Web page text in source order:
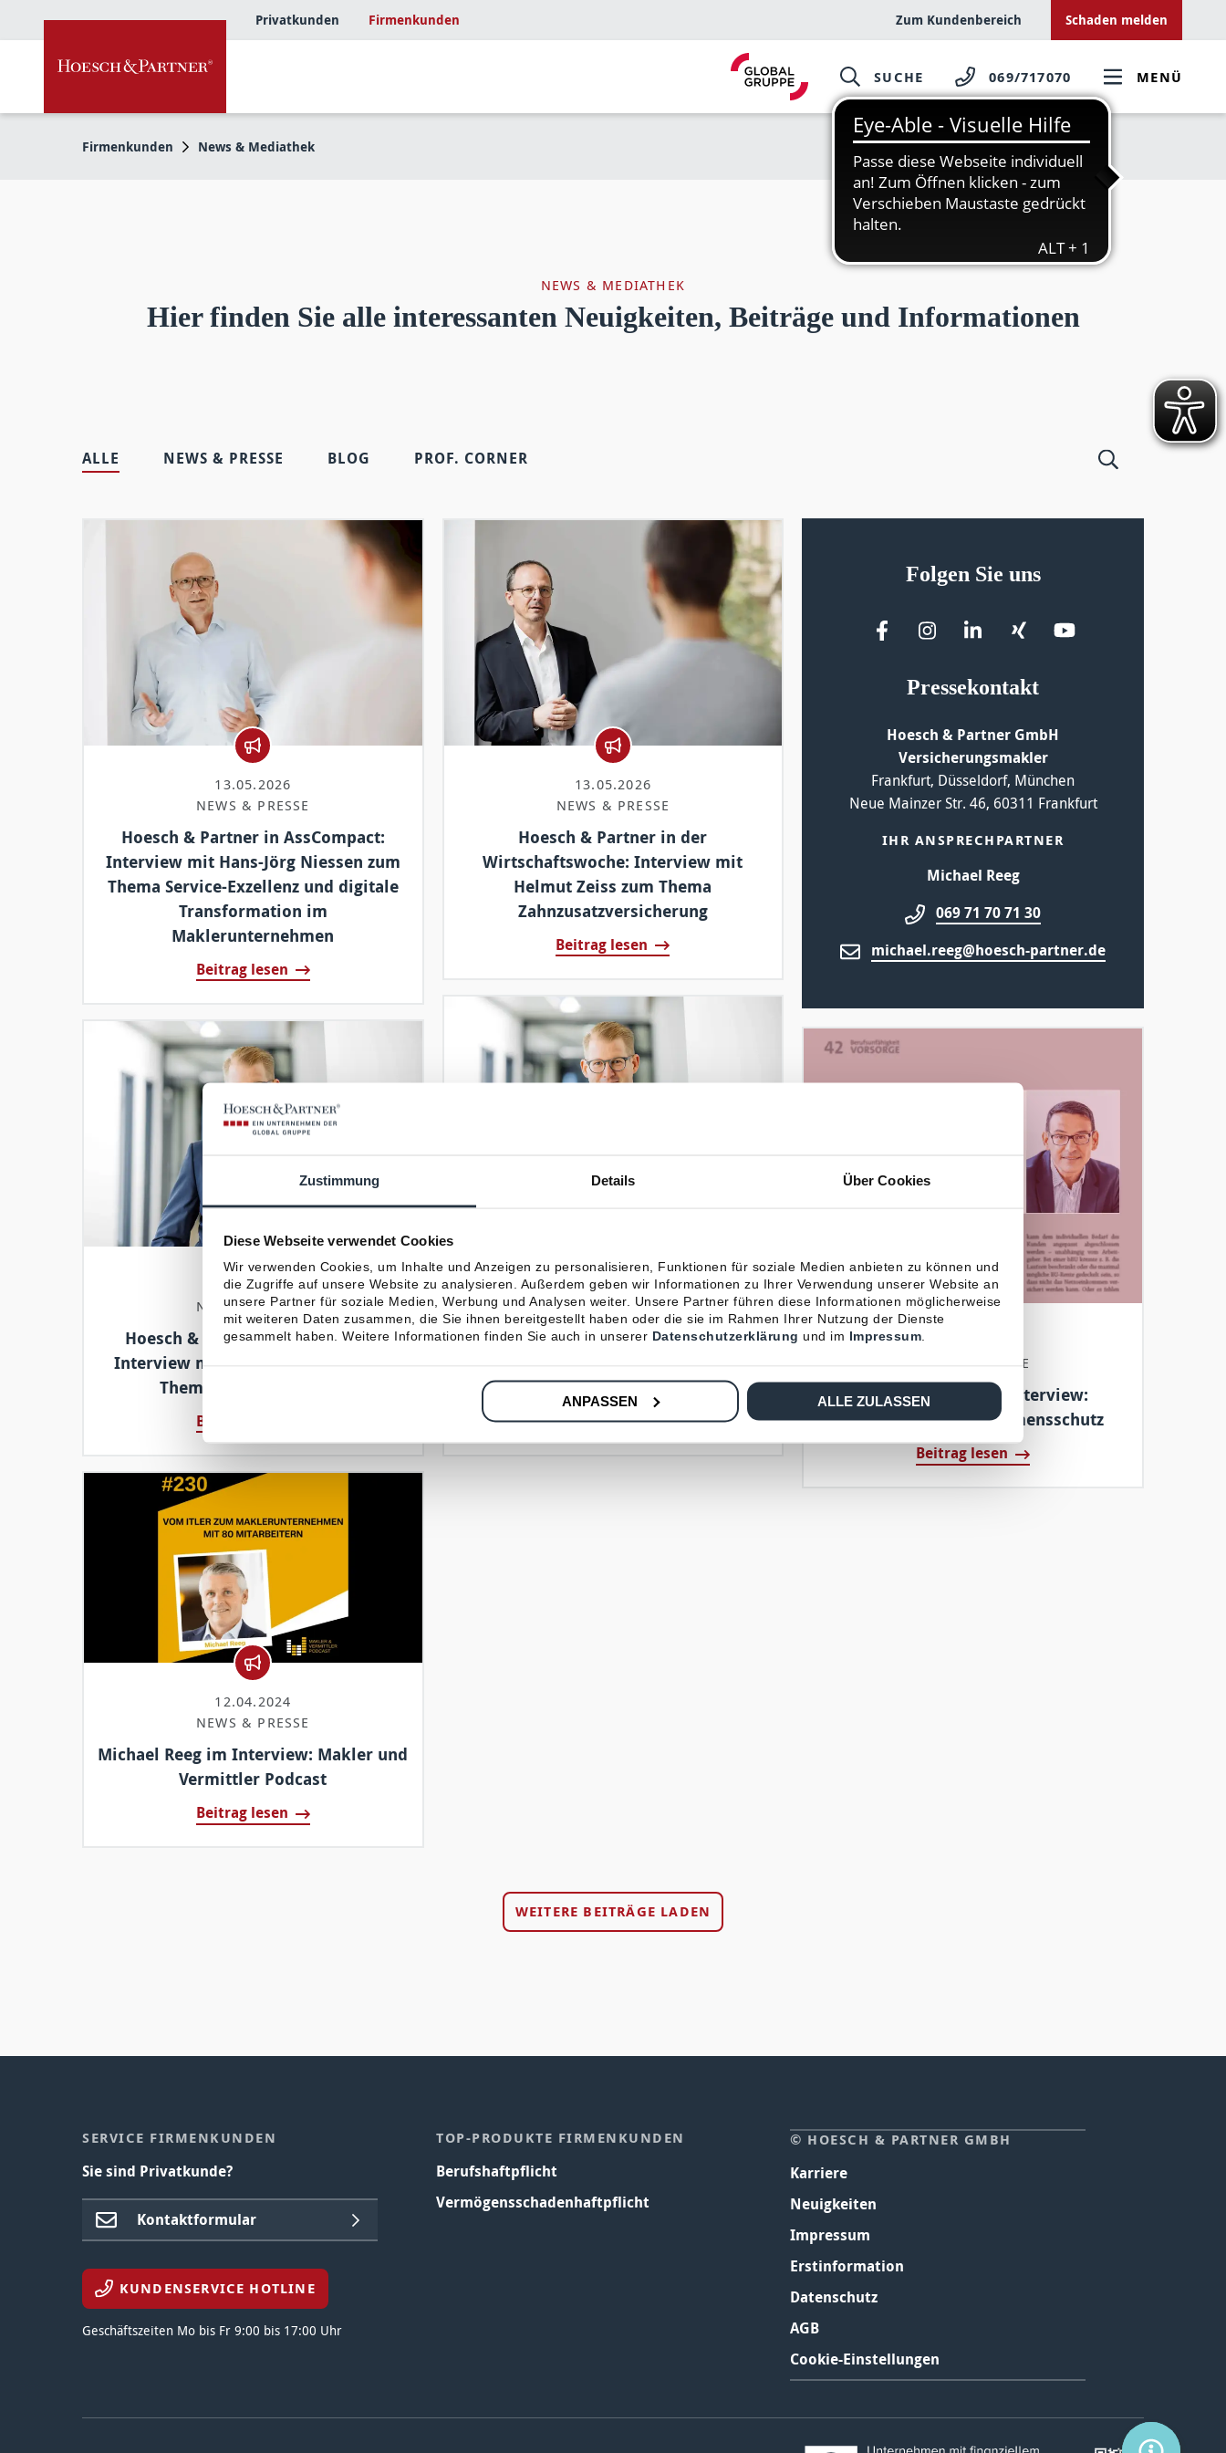
Zustimmung Details Über Cookies
Diese Webseite verwendet Cookies
Wir verwenden Cookies, um Inhalte und Anzeigen zu personalisieren, Funktionen für soziale Medien anbieten zu können und
die Zugriffe auf unsere Website zu analysieren. Außerdem geben wir Informationen zu Ihrer Verwendung unserer Website an
unsere Partner für soziale Medien, Werbung und Analysen weiter. Unsere Partner führen diese Informationen möglicherweise
mit weiteren Daten zusammen, die Sie ihnen bereitgestellt haben oder die sie im Rahmen Ihrer Nutzung der Dienste
gesammelt haben. Weitere Informationen finden Sie auch in unserer Datenschutzerklärung und im Impressum
ANPASSEN ALLE ZULASSEN
Privatkunden Firmenkunden Zum Kundenbereich Schaden melden
SUCHE 069/717070 MENÜ
Firmenkunden News & Mediathek
NEWS & MEDIATHEK
Hier finden Sie alle interessanten Neuigkeiten, Beiträge und Informationen
ALLE NEWS & PRESSE BLOG PROF. CORNER
13.05.2026
NEWS & PRESSE
Hoesch & Partner in AssCompact:
Interview mit Hans-Jörg Niessen zum
Thema Service-Exzellenz und digitale
Transformation im
Maklerunternehmen
Beitrag lesen
18.06.2025
NEWS & PRESSE
Hoesch & Partner auf Procontra:
Interview mit Alexander Ebert zum
Thema Gewerbekunden
Beitrag lesen
12.04.2024
NEWS & PRESSE
Michael Reeg im Interview: Makler und
Vermittler Podcast
Beitrag lesen
13.05.2026
NEWS & PRESSE
Hoesch & Partner in der
Wirtschaftswoche: Interview mit
Helmut Zeiss zum Thema
Zahnzusatzversicherung
Beitrag lesen
18.06.2025
NEWS & PRESSE
Alexander Ebert im Handelsblatt
Interview: Viele Gewerbekunden
Versicherungsschutz mehr
Beitrag lesen
Folgen Sie uns
Pressekontakt
Hoesch & Partner GmbH
Versicherungsmakler
Frankfurt, Düsseldorf, München
Neue Mainzer Str. 46, 60311 Frankfurt
IHR ANSPRECHPARTNER
Michael Reeg
069 71 70 71 30
michael.reeg@hoesch-partner.de
NEWS & PRESSE
Maurizio Capra im Interview:
Betrieblicher Einkommensschutz
Beitrag lesen
WEITERE BEITRÄGE LADEN
SERVICE FIRMENKUNDEN
Sie sind Privatkunde?
Kontaktformular
KUNDENSERVICE HOTLINE
Geschäftszeiten Mo bis Fr 9:00 bis 17:00 Uhr
TOP-PRODUKTE FIRMENKUNDEN
Berufshaftpflicht
Vermögensschadenhaftpflicht
© HOESCH & PARTNER GMBH
Karriere
Neuigkeiten
Impressum
Erstinformation
Datenschutz
AGB
Cookie-Einstellungen